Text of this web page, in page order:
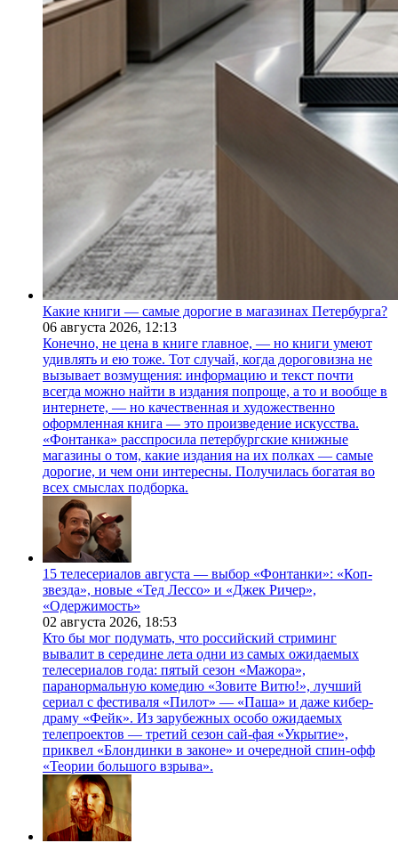
Какие книги — самые дорогие в магазинах Петербурга?
06 августа 2026, 12:13
Конечно, не цена в книге главное, — но книги умеют
удивлять и ею тоже. Тот случай, когда дороговизна не
вызывает возмущения: информацию и текст почти
всегда можно найти в издания попроще, а то и вообще в
интернете, — но качественная и художественно
оформленная книга — это произведение искусства.
«Фонтанка» расспросила петербургские книжные
магазины о том, какие издания на их полках — самые
дорогие, и чем они интересны. Получилась богатая во
всех смыслах подборка.
15 телесериалов августа — выбор «Фонтанки»: «Коп-
звезда», новые «Тед Лессо» и «Джек Ричер»,
«Одержимость»
02 августа 2026, 18:53
Кто бы мог подумать, что российский стриминг
вывалит в середине лета одни из самых ожидаемых
телесериалов года: пятый сезон «Мажора»,
паранормальную комедию «Зовите Витю!», лучший
сериал с фестиваля «Пилот» — «Паша» и даже кибер-
драму «Фейк». Из зарубежных особо ожидаемых
телепроектов — третий сезон сай-фая «Укрытие»,
приквел «Блондинки в законе» и очередной спин-офф
«Теории большого взрыва».